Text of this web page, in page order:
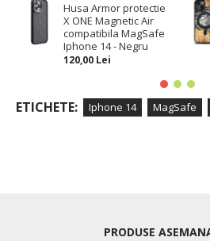
Husa Armor protectie
X ONE Magnetic Air
compatibila MagSafe
Iphone 14 - Negru
120,00 Lei
ETICHETE: Iphone 14 MagSafe
PRODUSE